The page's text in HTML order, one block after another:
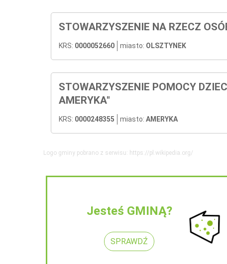
STOWARZYSZENIE NA RZECZ
KRS: 0000052660 miasto: OLSZTYNEK
STOWARZYSZENIE POMOCY
AMERYKA"
KRS: 0000248355 miasto: AMERYKA
Logo gminy pobrano z serwisu: https://pl.wikipedia.org/
Jesteś GMINĄ?
SPRAWDŹ